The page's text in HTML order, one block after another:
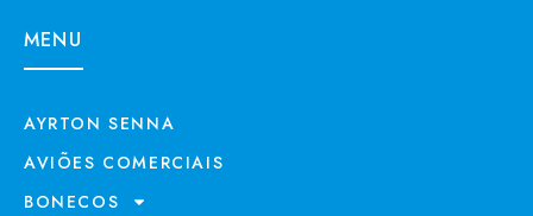
MENU
AYRTON SENNA
AVIÕES COMERCIAIS
BONECOS